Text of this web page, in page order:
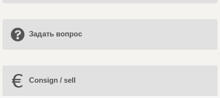
Задать вопрос
Consign / sell